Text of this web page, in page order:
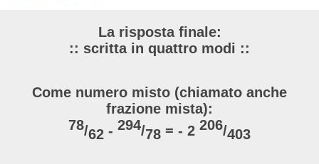
La risposta finale:
:: scritta in quattro modi ::
Come numero misto (chiamato anche
frazione mista):
78/62 - 294/78 = - 2 206/403